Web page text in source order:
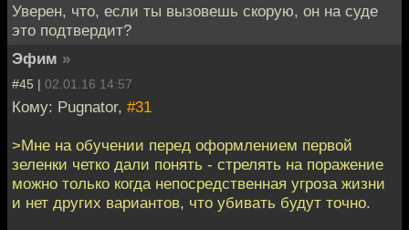
Уверен, что, если ты вызовешь скорую, он на суде
это подтвердит?
Эфим »
#45 | 02.01.16 14:57
Кому: Pugnator, #31
>Мне на обучении перед оформлением первой
зеленки четко дали понять - стрелять на поражение
можно только когда непосредственная угроза жизни
и нет других вариантов, что убивать будут точно.